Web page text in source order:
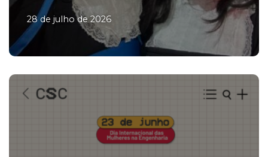
28 de julho de 2026